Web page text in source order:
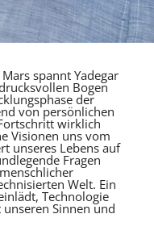
spannt Yadegar
Bogen
der
von persönlichen
wirklich
Visionen uns vom
unseres Lebens auf
Fragen
Welt. Ein
Technologie
Sinnen und